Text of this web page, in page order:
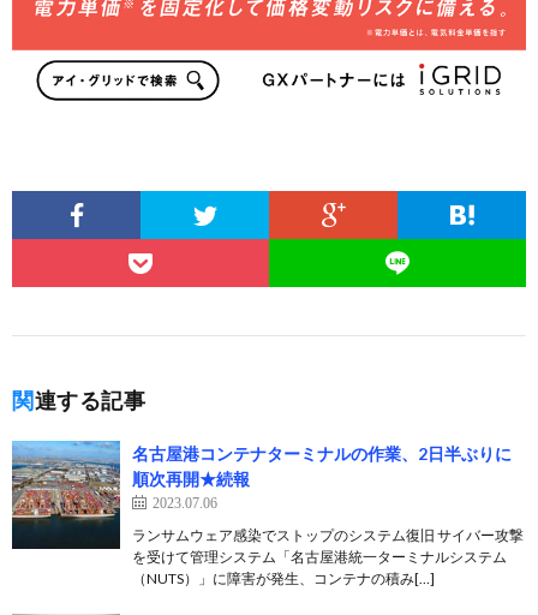
関連する記事
名古屋港コンテナターミナルの作業、2日半ぶりに
順次再開★続報
2023.07.06
ランサムウェア感染でストップのシステム復旧 サイバー攻撃
を受けて管理システム「名古屋港統一ターミナルシステム
（NUTS）」に障害が発生、コンテナの積み[…]